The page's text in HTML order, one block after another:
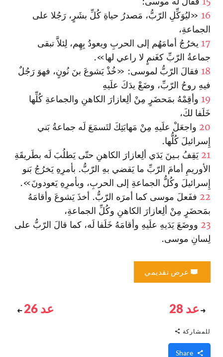
16 «ليُوَكِّلِ الرّبُّ، مَصدرُ حياةِ كُلِّ بشَرٍ، رَجُلا على
الجماعةِ،
17 يخرُجُ أمامَهُم إلى الحربِ ويعودُ بِهِم، لِئلاَّ تبقى
جماعةُ الرّبِّ كغَنمٍ لا راعي لها‌».
18 فقالَ الرّبُّ لموسى: «خُذْ يَشوعَ‌ بنَ نُونٍ، فهوَ رَجُلٌ
فيهِ روحُ الرّبِّ، وضَعْ يدَكَ علَيهِ
19 وأقِمْهُ بمَحضَرٍ مِنْ ألِعازارَ الكاهنِ والجماعةِ كُلِّها
خَلَفا لكَ،
20 وا‏جعَلْ علَيهِ مِنْ مَهابَتِكَ لتَسمَعَ لَه جماعةُ بَني
إِسرائيلَ كُلُّها.
21 يَقِفُ بـينَ يَدَي ألِعازارَ الكاهنِ حتّى يَطلُبَ لَه بطَريقَةِ
الأوريمِ‌ أمامَ الرّبِّ ما يَقضي بهِ الرّبُّ. بأمرِهِ يَخرُجُ بَنو
إِسرائيلَ وكُلُّ الجماعةِ إلى الحربِ، وبأمرِهِ يَعودونَ».
22 ففَعلَ موسى كما أمرَه الرّبُّ. أخذَ يَشوعَ وأقامَهُ
بمَحضَرٍ مِنْ ألِعازارَ الكاهنِ وكُلِّ الجماعةِ،
23 ووضَعَ يَدَيهِ علَيهِ وأقامَهُ خَلَفا لَه، كما قالَ الرّبُّ على
لِسانِ موسى‌.
عرض تقديمي
عد 28 عد 26
للمشاركة